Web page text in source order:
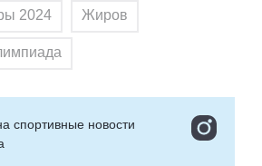
2024 Жиров
cпортивные новости